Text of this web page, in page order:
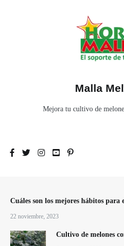
Malla
Mejora tu cultivo de
Cuáles son los mejores hábitos para
22 noviembre, 2023
Cultivo de melones